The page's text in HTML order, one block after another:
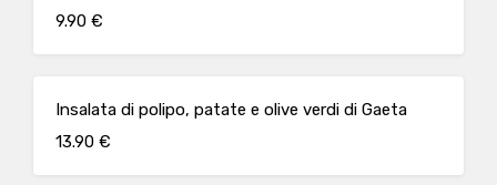
9.90 €
Insalata di polipo, patate e olive verdi di Gaeta
13.90 €